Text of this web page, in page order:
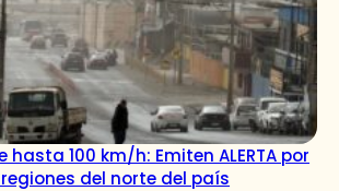
hasta 100 km/h: Emiten ALERTA por
del norte del país